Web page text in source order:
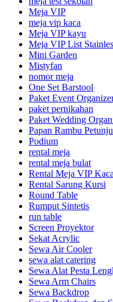
Meja VIP
meja vip kaca
Meja VIP kayu
Meja VIP List
Mini Garden
Mistyfan
nomor meja
One Set Barstool
Paket Event
paket pernikahan
Paket Wedding
Papan Rambu
Podium
rental meja
rental meja bulat
Rental Meja VIP Kaca
Rental Sarung Kursi
Round Table
Rumput Sintetis
run table
Screen Proyektor
Sekat Acrylic
Sewa Air Cooler
sewa alat catering
Sewa Alat Pesta
Sewa Arm Chairs
Sewa Backdrop